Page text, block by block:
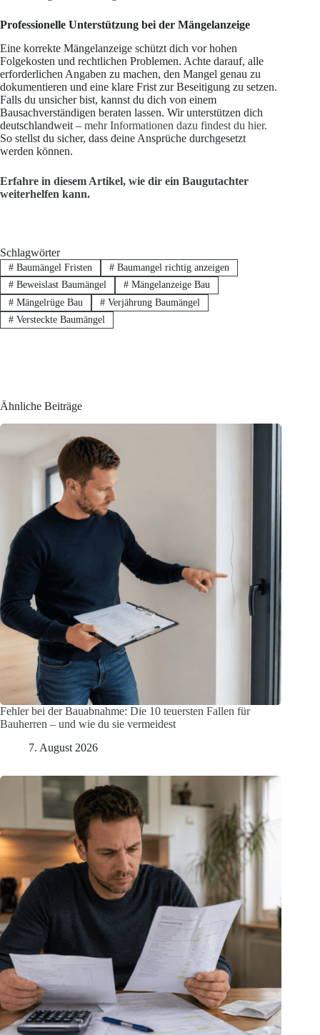
Professionelle Unterstützung bei der Mängelanzeige
Eine korrekte Mängelanzeige schützt dich vor hohen
Folgekosten und rechtlichen Problemen. Achte darauf, alle
erforderlichen Angaben zu machen, den Mangel genau zu
dokumentieren und eine klare Frist zur Beseitigung zu setzen.
Falls du unsicher bist, kannst du dich von einem
Bausachverständigen beraten lassen. Wir unterstützen dich
deutschlandweit – mehr Informationen dazu findest du hier.
So stellst du sicher, dass deine Ansprüche durchgesetzt
werden können.
Erfahre in diesem Artikel, wie dir ein Baugutachter
weiterhelfen kann.
Schlagwörter
#Baumängel Fristen #Baumangel richtig anzeigen
#Beweislast Baumängel #Mängelanzeige Bau
#Mängelrüge Bau #Verjährung Baumängel
#Versteckte Baumängel
Ähnliche Beiträge
Fehler bei der Bauabnahme: Die 10 teuersten Fallen für
Bauherren – und wie du sie vermeidest
7. August 2026